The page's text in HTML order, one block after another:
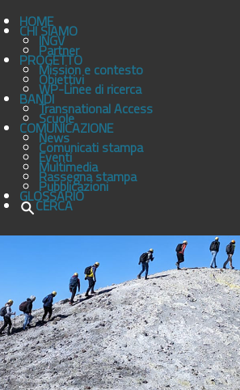
HOME
CHI SIAMO
INGV
Partner
PROGETTO
Mission e contesto
Obiettivi
WP-Linee di ricerca
BANDITransnational Access
Scuole
COMUNICAZIONE
News
Comunicati stampa
Eventi
Multimedia
Rassegna stampa
Pubblicazioni
GLOSSARIO
CERCA